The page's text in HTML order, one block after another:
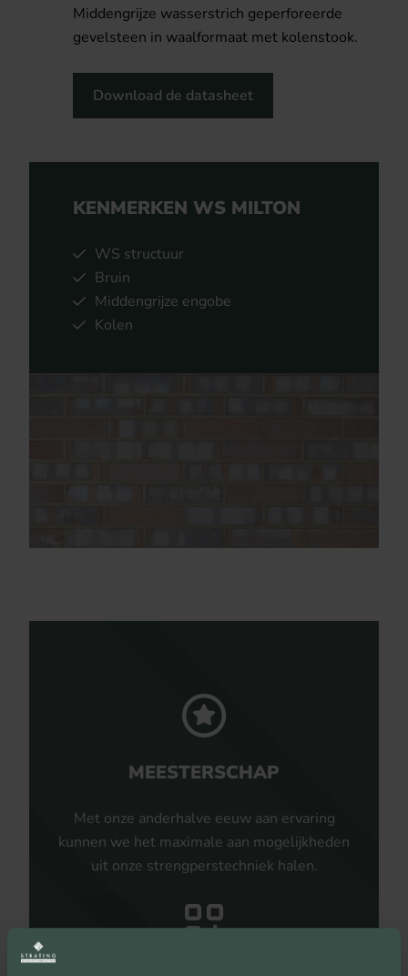
Middengrijze wasserstrich geperforeerde
gevelsteen in waalformaat met kolenstook.
Download de datasheet
KENMERKEN WS MILTON
WS structuur
Bruin
Middengrijze engobe
Kolen
MEESTERSCHAP
Met onze anderhalve eeuw aan ervaring
kunnen we het maximale aan mogelijkheden
uit onze strengperstechniek halen.